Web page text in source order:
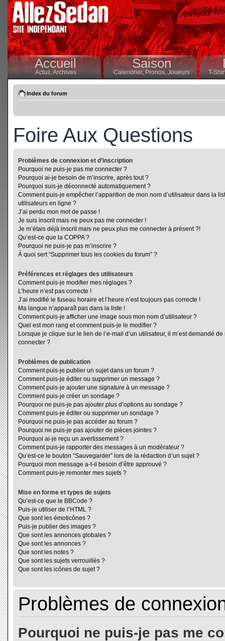
Accueil
Actus,Archives
Saison
Calendrier,Pronos, Joueurs T-
Index du forum
Foire Aux Questions
Problèmes de connexion et d’inscription
Pourquoi ne puis-je pas me connecter ?
Pourquoi ai-je besoin de m’inscrire, après tout ?
Pourquoi suis-je déconnecté automatiquement ?
Comment puis-je empêcher l’apparition de mon nom d’utilisateur dans la
utilisateurs en ligne ?
J’ai perdu mon mot de passe !
Je suis inscrit mais ne peux pas me connecter !
Je m’étais déjà inscrit mais ne peux plus me connecter à présent ?!
Qu’est-ce que la COPPA ?
Pourquoi ne puis-je pas m’inscrire ?
À quoi sert “Supprimer tous les cookies du forum” ?
Préférences et réglages des utilisateurs
Comment puis-je modifier mes réglages ?
L’heure n’est pas correcte !
J’ai modifié le fuseau horaire et l’heure n’est toujours pas correcte !
Ma langue n’apparaît pas dans la liste !
Comment puis-je afficher une image sous mon nom d’utilisateur ?
Quel est mon rang et comment puis-je le modifier ?
Lorsque je clique sur le lien de l’e-mail d’un utilisateur, il m’est demandé de
connecter ?
Problèmes de publication
Comment puis-je publier un sujet dans un forum ?
Comment puis-je éditer ou supprimer un message ?
Comment puis-je ajouter une signature à un message ?
Comment puis-je créer un sondage ?
Pourquoi ne puis-je pas ajouter plus d’options au sondage ?
Comment puis-je éditer ou supprimer un sondage ?
Pourquoi ne puis-je pas accéder au forum ?
Pourquoi ne puis-je pas ajouter de pièces jointes ?
Pourquoi ai-je reçu un avertissement ?
Comment puis-je rapporter des messages à un modérateur ?
Qu’est-ce le bouton “Sauvegarder” lors de la rédaction d’un sujet ?
Pourquoi mon message a-t-il besoin d’être approuvé ?
Comment puis-je remonter mes sujets ?
Mise en forme et types de sujets
Qu’est-ce que le BBCode ?
Puis-je utiliser de l’HTML ?
Que sont les émoticônes ?
Puis-je publier des images ?
Que sont les annonces globales ?
Que sont les annonces ?
Que sont les notes ?
Que sont les sujets verrouillés ?
Que sont les icônes de sujet ?
Problèmes de
Pourquoi ne puis-je pas me